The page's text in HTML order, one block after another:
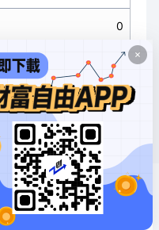
0
-55
-3,167
資人買賣不作任何建議或暗
險。